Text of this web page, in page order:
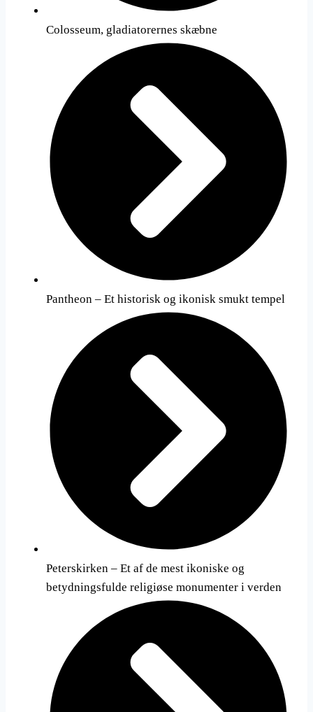
Colosseum, gladiatorernes skæbne
Pantheon – Et historisk og ikonisk smukt tempel
Peterskirken – Et af de mest ikoniske og
betydningsfulde religiøse monumenter i verden